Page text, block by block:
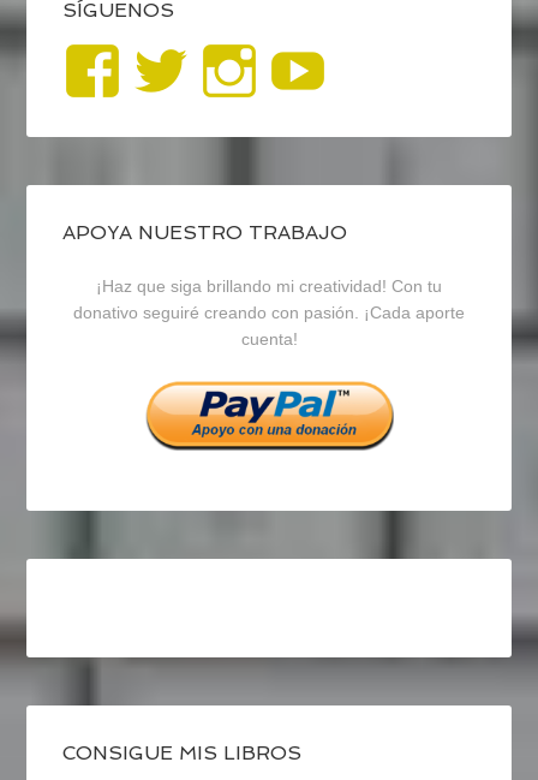
SÍGUENOS
Ver
perfil
de
blogrecursosep
en
Facebook
Ver
perfil
de
recursosep
en
Twitter
Ver
perfil
de
recursosep
en
Instagram
APOYA NUESTRO TRABAJO
¡Haz que siga brillando mi creatividad! Con tu
donativo seguiré creando con pasión. ¡Cada aporte
cuenta!
CONSIGUE MIS LIBROS